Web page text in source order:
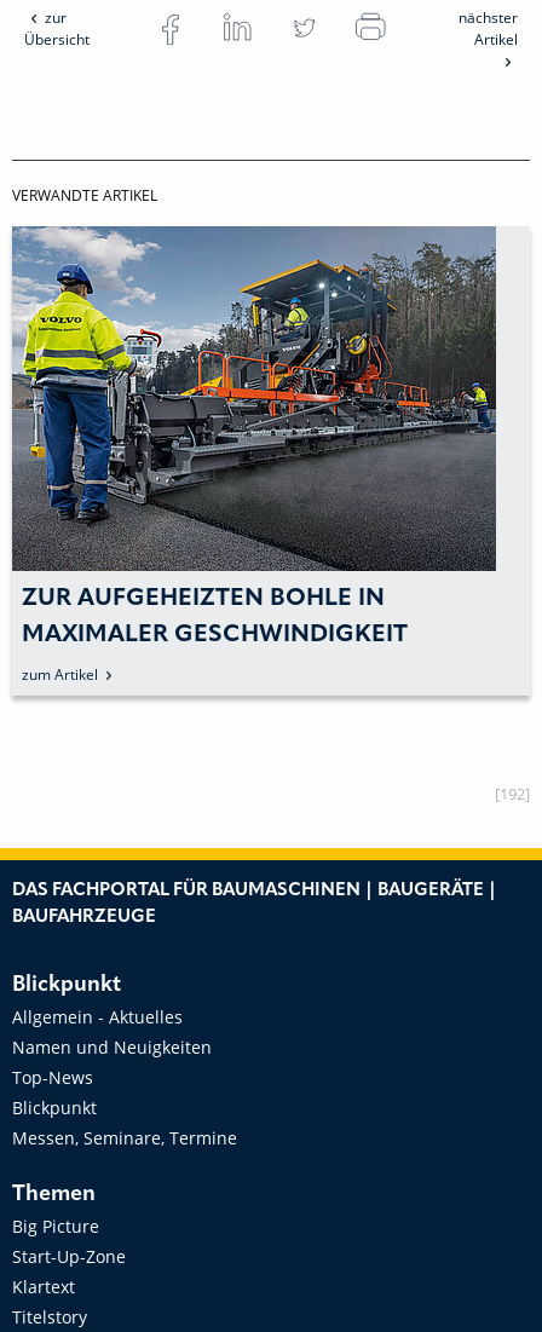
zur
Übersicht
nächster
Artikel
VERWANDTE ARTIKEL
ZUR AUFGEHEIZTEN BOHLE IN
MAXIMALER GESCHWINDIGKEIT
zum Artikel
[192]
DAS FACHPORTAL FÜR BAUMASCHINEN | BAUGERÄTE |
BAUFAHRZEUGE
Blickpunkt
Allgemein - Aktuelles
Namen und Neuigkeiten
Top-News
Blickpunkt
Messen, Seminare, Termine
Themen
Big Picture
Start-Up-Zone
Klartext
Titelstory